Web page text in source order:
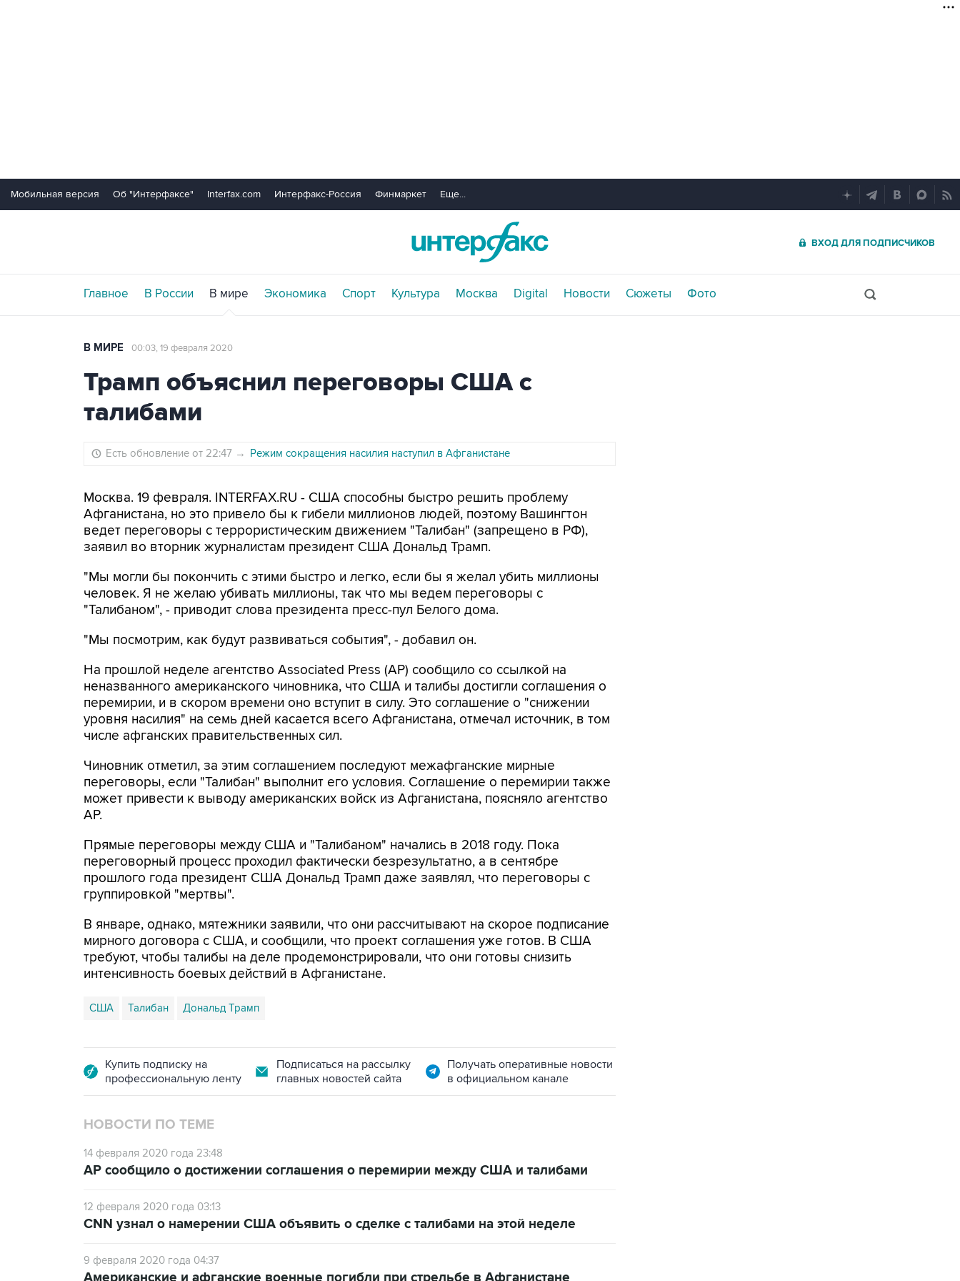
Мобильная версия Об "Интерфаксе" Interfax.com Интерфакс-Россия Финмаркет Еще...
ВХОД ДЛЯ ПОДПИСЧИКОВ
Главное В России В мире Экономика Спорт Культура Москва Digital Новости Сюжеты Фото
В МИРЕ 00:03, 19 февраля 2020
Трамп объяснил переговоры США с
талибами
Есть обновление от 22:47 → Режим сокращения насилия наступил в Афганистане
Москва. 19 февраля. INTERFAX.RU - США способны быстро решить проблему
Афганистана, но это привело бы к гибели миллионов людей, поэтому Вашингтон
ведет переговоры с террористическим движением "Талибан" (запрещено в РФ),
заявил во вторник журналистам президент США Дональд Трамп.
"Мы могли бы покончить с этими быстро и легко, если бы я желал убить миллионы
человек. Я не желаю убивать миллионы, так что мы ведем переговоры с
"Талибаном", - приводит слова президента пресс-пул Белого дома.
"Мы посмотрим, как будут развиваться события", - добавил он.
На прошлой неделе агентство Associated Press (AP) сообщило со ссылкой на
неназванного американского чиновника, что США и талибы достигли соглашения о
перемирии, и в скором времени оно вступит в силу. Это соглашение о "снижении
уровня насилия" на семь дней касается всего Афганистана, отмечал источник, в том
числе афганских правительственных сил.
Чиновник отметил, за этим соглашением последуют межафганские мирные
переговоры, если "Талибан" выполнит его условия. Соглашение о перемирии также
может привести к выводу американских войск из Афганистана, поясняло агентство
AP.
Прямые переговоры между США и "Талибаном" начались в 2018 году. Пока
переговорный процесс проходил фактически безрезультатно, а в сентябре
прошлого года президент США Дональд Трамп даже заявлял, что переговоры с
группировкой "мертвы".
В январе, однако, мятежники заявили, что они рассчитывают на скорое подписание
мирного договора с США, и сообщили, что проект соглашения уже готов. В США
требуют, чтобы талибы на деле продемонстрировали, что они готовы снизить
интенсивность боевых действий в Афганистане.
США Талибан Дональд Трамп
Купить подписку на
профессиональную ленту
Подписаться на рассылку
главных новостей сайта
Получать оперативные новости
в официальном канале
НОВОСТИ ПО ТЕМЕ
14 февраля 2020 года 23:48
AP сообщило о достижении соглашения о перемирии между США и талибами
12 февраля 2020 года 03:13
CNN узнал о намерении США объявить о сделке с талибами на этой неделе
9 февраля 2020 года 04:37